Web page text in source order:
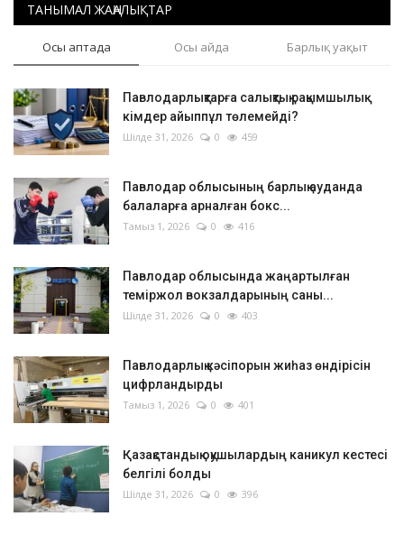
ТАНЫМАЛ ЖАҢАЛЫҚТАР
Осы аптада Осы айда Барлық уақыт
Павлодарлықтарға салықтық рақымшылық:
кімдер айыппұл төлемейді?
Шілде 31, 2026 0 459
Павлодар облысының барлық ауданда
балаларға арналған бокс...
Тамыз 1, 2026 0 416
Павлодар облысында жаңартылған
теміржол вокзалдарының саны...
Шілде 31, 2026 0 403
Павлодарлық кәсіпорын жиһаз өндірісін
цифрландырды
Тамыз 1, 2026 0 401
Қазақстандық оқушылардың каникул кестесі
белгілі болды
Шілде 31, 2026 0 396